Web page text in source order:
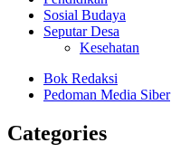
Sosial Budaya
Seputar Desa
Kesehatan
Bok Redaksi
Pedoman Media Siber
Categories